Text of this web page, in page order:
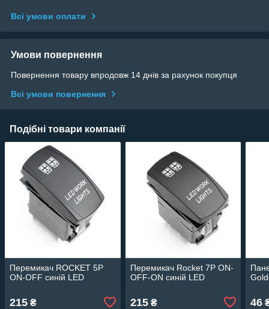
Всі умови оплати
Умови повернення
Повернення товару впродовж 14 днів за рахунок покупця
Всі умови повернення
Подібні товари компанії
Перемикач ROCKET 5P
ON-OFF синій LED
215 ₴
Перемикач Rocket 7P ON-
OFF-ON синій LED
215₴ 46